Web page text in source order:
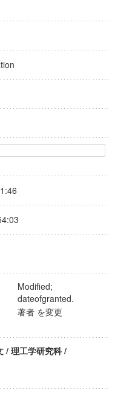
Modified;
dateofgranted.
著者 を変更
/ 理工学研究科 /